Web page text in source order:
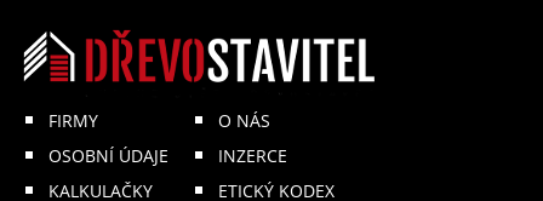
FIRMY
OSOBNÍ ÚDAJE
KALKULAČKY
O NÁS
INZERCE
ETICKÝ KODEX